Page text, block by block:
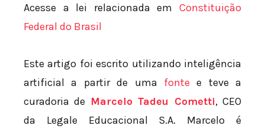
Acesse a lei relacionada em Constituição
Federal do Brasil
Este artigo foi escrito utilizando inteligência
artificial a partir de uma fonte e teve a
curadoria de Marcelo Tadeu Cometti, CEO
da Legale Educacional S.A. Marcelo é